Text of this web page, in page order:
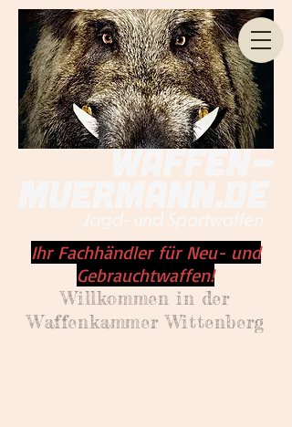
Ihr Fachhändler für Neu- und
Gebrauchtwaffen!
Willkommen in der
Waffenkammer Wittenberg